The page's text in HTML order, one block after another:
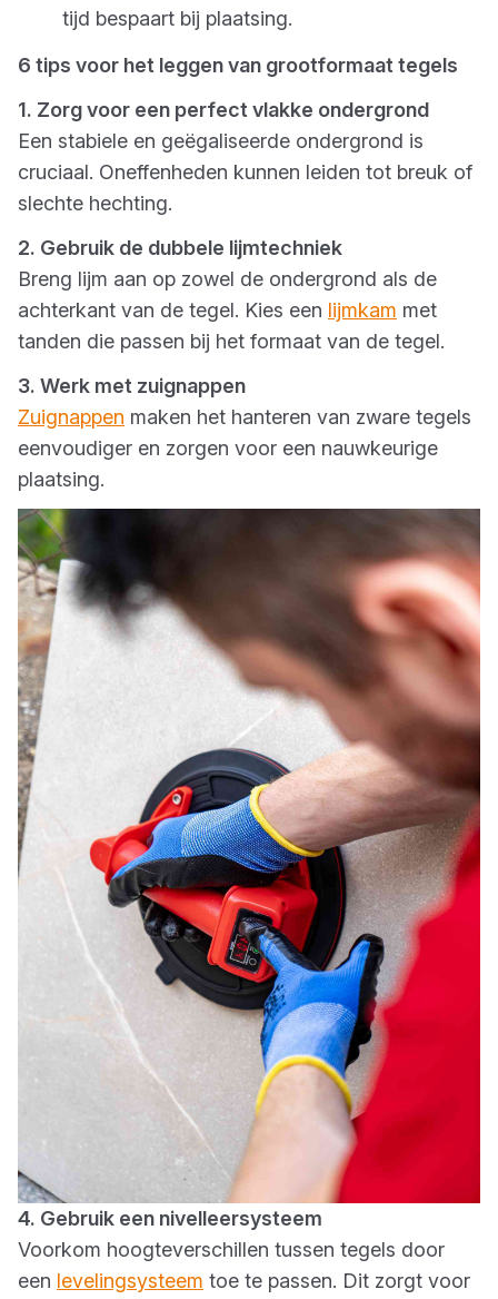
tijd bespaart bij plaatsing.
6 tips voor het leggen van grootformaat tegels
1. Zorg voor een perfect vlakke ondergrond
Een stabiele en geëgaliseerde ondergrond is
cruciaal. Oneffenheden kunnen leiden tot breuk of
slechte hechting.
2. Gebruik de dubbele lijmtechniek
Breng lijm aan op zowel de ondergrond als de
achterkant van de tegel. Kies een lijmkam met
tanden die passen bij het formaat van de tegel.
3. Werk met zuignappen
Zuignappen maken het hanteren van zware tegels
eenvoudiger en zorgen voor een nauwkeurige
plaatsing.
4. Gebruik een nivelleersysteem
Voorkom hoogteverschillen tussen tegels door
een levelingsysteem toe te passen. Dit zorgt voor